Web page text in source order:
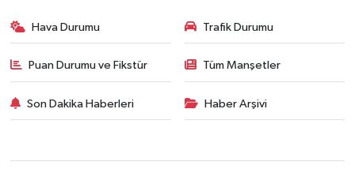
Hava Durumu Trafik Durumu
Puan Durumu ve Fikstür Tüm Manşetler
Son Dakika Haberleri Haber Arşivi